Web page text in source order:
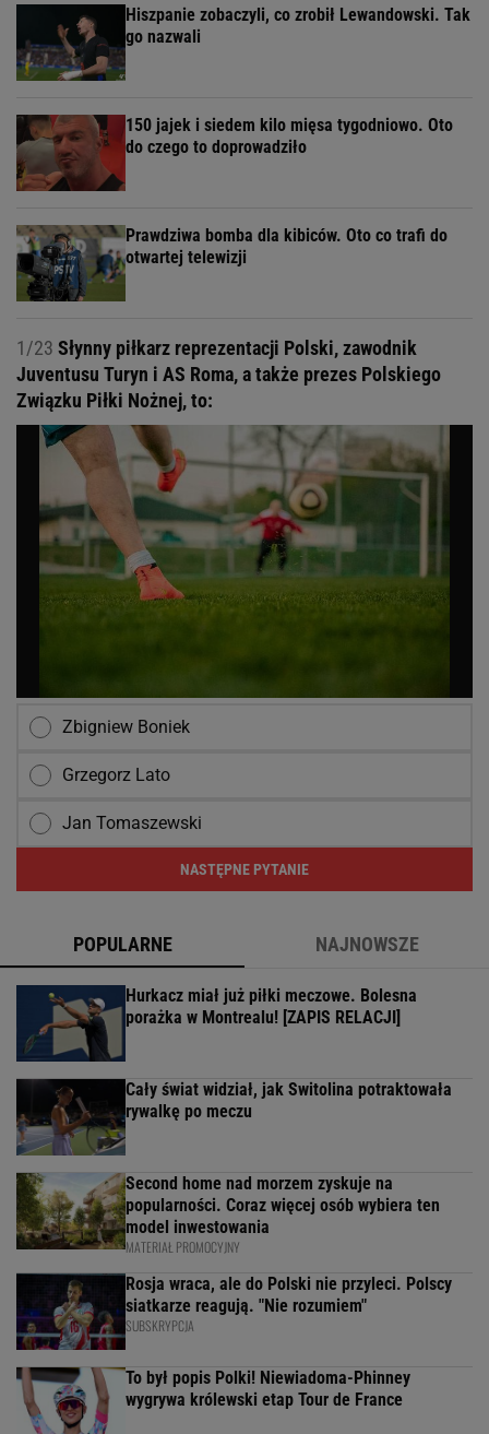
Hiszpanie zobaczyli, co zrobił Lewandowski. Tak
go nazwali
150 jajek i siedem kilo mięsa tygodniowo. Oto
do czego to doprowadziło
Prawdziwa bomba dla kibiców. Oto co trafi do
otwartej telewizji
1/23 Słynny piłkarz reprezentacji Polski, zawodnik
Juventusu Turyn i AS Roma, a także prezes Polskiego
Związku Piłki Nożnej, to:
Zbigniew Boniek
Grzegorz Lato
Jan Tomaszewski
NASTĘPNE PYTANIE
POPULARNE NAJNOWSZE
Hurkacz miał już piłki meczowe. Bolesna
porażka w Montrealu! [ZAPIS RELACJI]
Cały świat widział, jak Switolina potraktowała
rywalkę po meczu
Second home nad morzem zyskuje na
popularności. Coraz więcej osób wybiera ten
model inwestowania
MATERIAŁ PROMOCYJNY
Rosja wraca, ale do Polski nie przyleci. Polscy
siatkarze reagują. "Nie rozumiem"
SUBSKRYPCJA
To był popis Polki! Niewiadoma-Phinney
wygrywa królewski etap Tour de France